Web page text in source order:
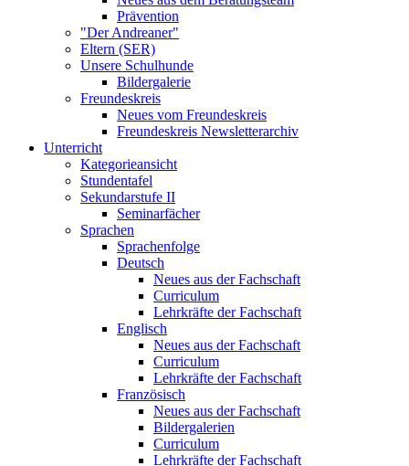
Prävention
"Der Andreaner"
Eltern (SER)
Unsere Schulhunde
Bildergalerie
Freundeskreis
Neues vom Freundeskreis
Freundeskreis Newsletterarchiv
Unterricht
Kategorieansicht
Stundentafel
Sekundarstufe II
Seminarfächer
Sprachen
Sprachenfolge
Deutsch
Neues aus der Fachschaft
Curriculum
Lehrkräfte der Fachschaft
Englisch
Neues aus der Fachschaft
Curriculum
Lehrkräfte der Fachschaft
Französisch
Neues aus der Fachschaft
Bildergalerien
Curriculum
Lehrkräfte der Fachschaft